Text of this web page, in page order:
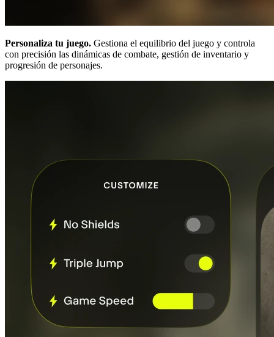
Personaliza tu juego. Gestiona el equilibrio del juego y controla
con precisión las dinámicas de combate, gestión de inventario y
progresión de personajes.